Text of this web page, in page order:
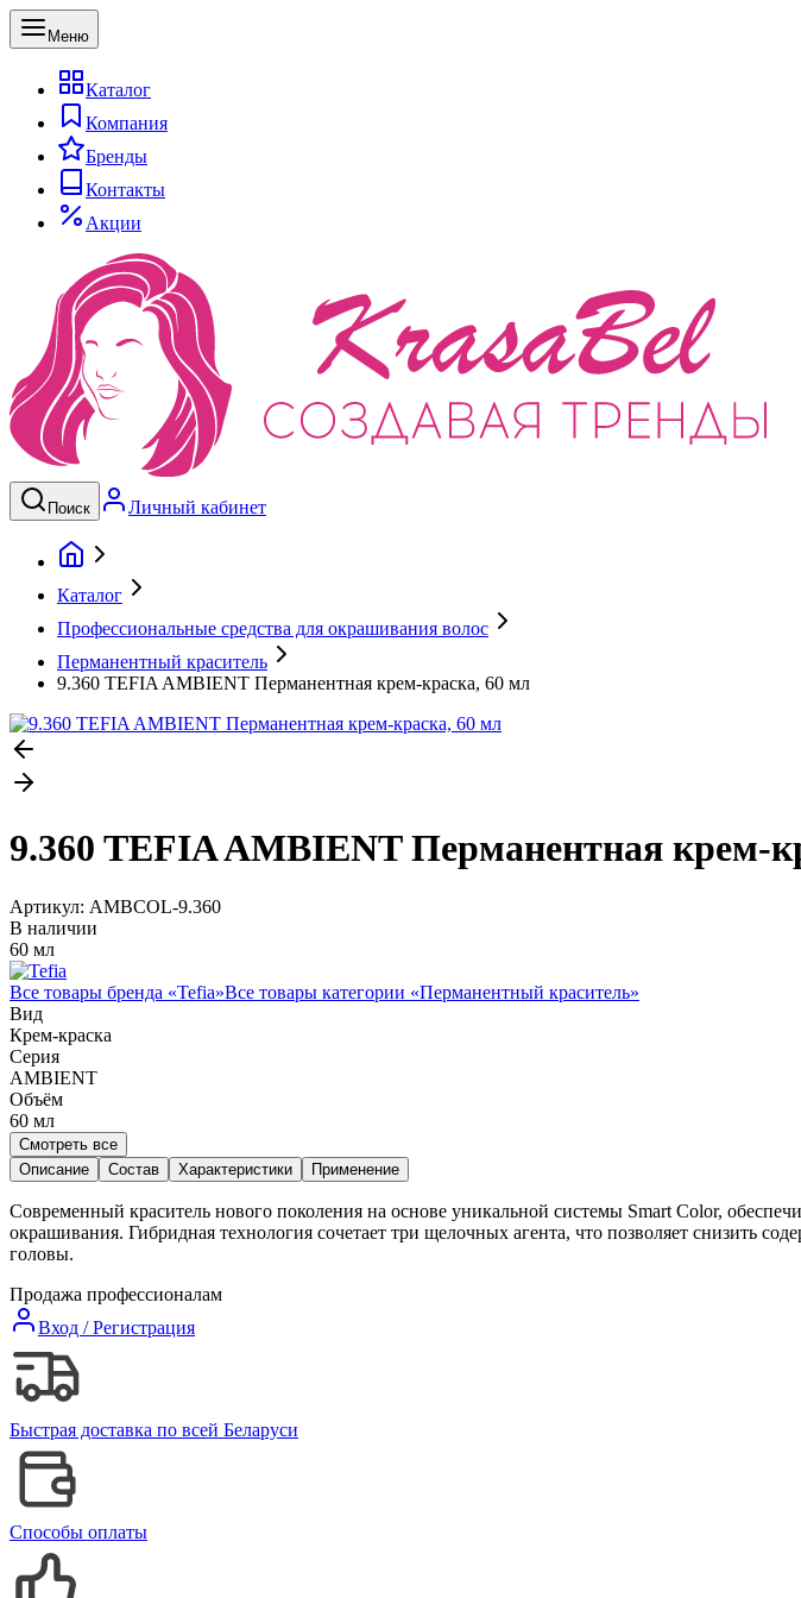
Меню
Каталог
Компания
Бренды
Контакты
Акции
Поиск Личный кабинет
Каталог
Профессиональные средства для окрашивания волос
Перманентный краситель
9.360 TEFIA AMBIENT Перманентная крем-краска, 60 мл
9.360 TEFIA AMBIENT Перманентная крем-
Артикул: AMBCOL-9.360
В наличии
60 мл
Все товары бренда «Tefia»Все товары категории «Перманентный краситель»
Вид
Крем-краска
Серия
AMBIENT
Объём
60 мл
Смотреть все
Описание
Состав Характеристики Применение
Современный краситель нового поколения на основе уникальной системы Smart Color,
окрашивания. Гибридная технология сочетает три щелочных агента, что позволяет снизить
головы.
Продажа профессионалам
Вход / Регистрация
Быстрая доставка по всей Беларуси
Способы оплаты